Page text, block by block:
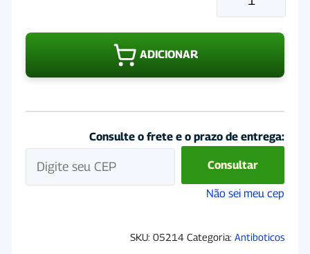
Injetavel
ADICIONAR
Consulte o frete e o prazo de entrega:
Consultar
Não sei meu cep
SKU: 05214 Categoria: Antiboticos